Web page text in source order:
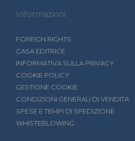
Informazioni
FOREIGN RIGHTS
CASA EDITRICE
INFORMATIVA SULLA PRIVACY
COOKIE POLICY
GESTIONE COOKIE
CONDIZIONI GENERALI DI VENDITA
SPESE E TEMPI DI SPEDIZIONE
WHISTEBLOWING